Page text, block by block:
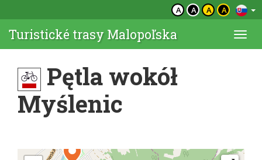
A A A A
Turistické trasy Malopoľska
Pętla wokół
Myślenic